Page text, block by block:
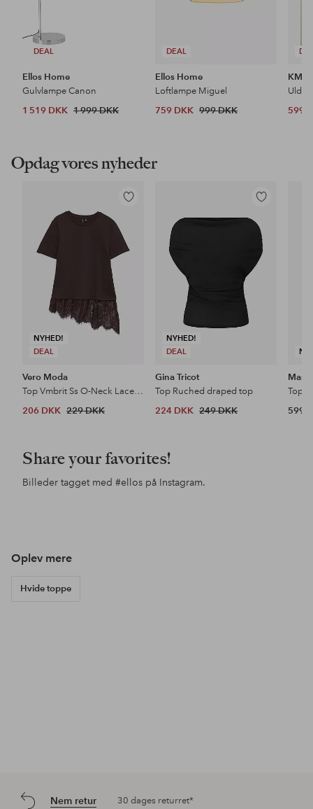
DEAL
Ellos Home
Gulvlampe Canon
1 519 DKK 1 999 DKK
DEAL
Ellos Home
Loftlampe Miguel
759 DKK 999 DKK
KM
599
Opdag vores nyheder
NYHED!
DEAL
Tilføj
favoritter
Vero Moda
Top Vmbrit Ss O-Neck Lace T-Shirt Jrs
206 DKK 229 DKK
NYHED!
DEAL
Tilføj
favoritter
Gina Tricot
Top Ruched draped top
224 DKK 249 DKK
Masai
Top
599
Share your favorites!
Billeder tagget med #ellos på Instagram.
Oplev mere
Hvide toppe
Nem retur 30 dages returret*